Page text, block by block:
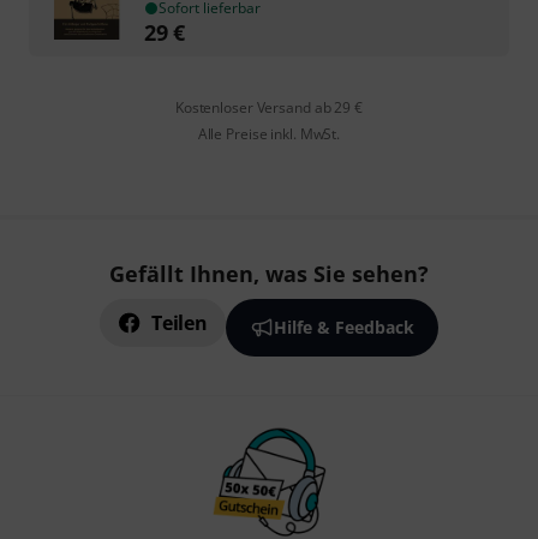
Sofort lieferbar
29€
Kostenloser Versand ab 29 €
Alle Preise inkl. MwSt.
Gefällt Ihnen, was Sie sehen?
Teilen Hilfe & Feedback